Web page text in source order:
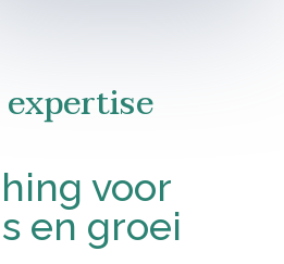
voor
en groei